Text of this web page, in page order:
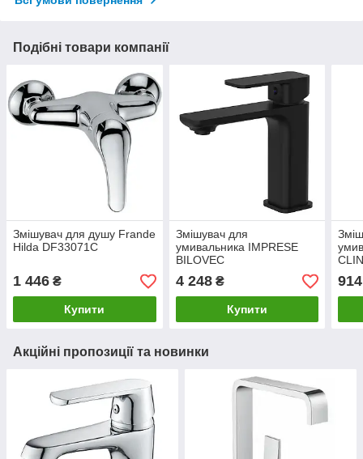
Подібні товари компанії
Змішувач для душу Frande
Hilda DF33071C
1 446 ₴
Купити
Змішувач для
умивальника IMPRESE
BILOVEC
4 248₴
Купити
914
Акційні пропозиції та новинки